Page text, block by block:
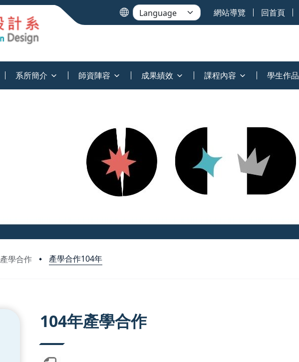
網站導覽 回首頁
系所簡介 師資陣容 成果績效 課程內容 學生作品
產學合作 產學合作104年
104年產學合作